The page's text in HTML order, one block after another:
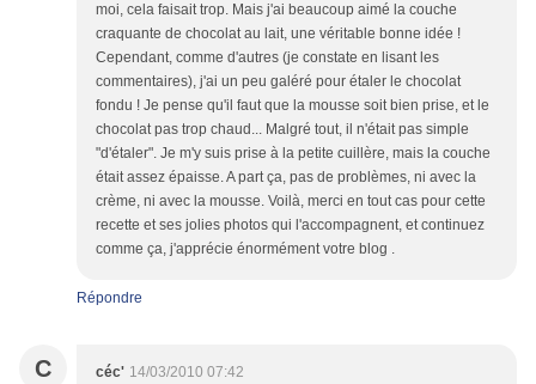
moi, cela faisait trop. Mais j'ai beaucoup aimé la couche
craquante de chocolat au lait, une véritable bonne idée !
Cependant, comme d'autres (je constate en lisant les
commentaires), j'ai un peu galéré pour étaler le chocolat
fondu ! Je pense qu'il faut que la mousse soit bien prise, et le
chocolat pas trop chaud... Malgré tout, il n'était pas simple
"d'étaler". Je m'y suis prise à la petite cuillère, mais la couche
était assez épaisse. A part ça, pas de problèmes, ni avec la
crème, ni avec la mousse. Voilà, merci en tout cas pour cette
recette et ses jolies photos qui l'accompagnent, et continuez
comme ça, j'apprécie énormément votre blog .
Répondre
C céc' 14/03/2010 07:42